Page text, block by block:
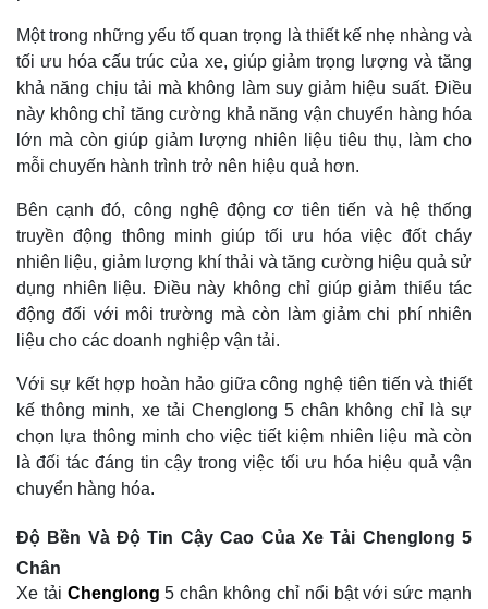
Một trong những yếu tố quan trọng là thiết kế nhẹ nhàng và
tối ưu hóa cấu trúc của xe, giúp giảm trọng lượng và tăng
khả năng chịu tải mà không làm suy giảm hiệu suất. Điều
này không chỉ tăng cường khả năng vận chuyển hàng hóa
lớn mà còn giúp giảm lượng nhiên liệu tiêu thụ, làm cho
mỗi chuyến hành trình trở nên hiệu quả hơn.
Bên cạnh đó, công nghệ động cơ tiên tiến và hệ thống
truyền động thông minh giúp tối ưu hóa việc đốt cháy
nhiên liệu, giảm lượng khí thải và tăng cường hiệu quả sử
dụng nhiên liệu. Điều này không chỉ giúp giảm thiểu tác
động đối với môi trường mà còn làm giảm chi phí nhiên
liệu cho các doanh nghiệp vận tải.
Với sự kết hợp hoàn hảo giữa công nghệ tiên tiến và thiết
kế thông minh, xe tải Chenglong 5 chân không chỉ là sự
chọn lựa thông minh cho việc tiết kiệm nhiên liệu mà còn
là đối tác đáng tin cậy trong việc tối ưu hóa hiệu quả vận
chuyển hàng hóa.
Độ Bền Và Độ Tin Cậy Cao Của Xe Tải Chenglong 5
Chân
Xe tải Chenglong 5 chân không chỉ nổi bật với sức mạnh